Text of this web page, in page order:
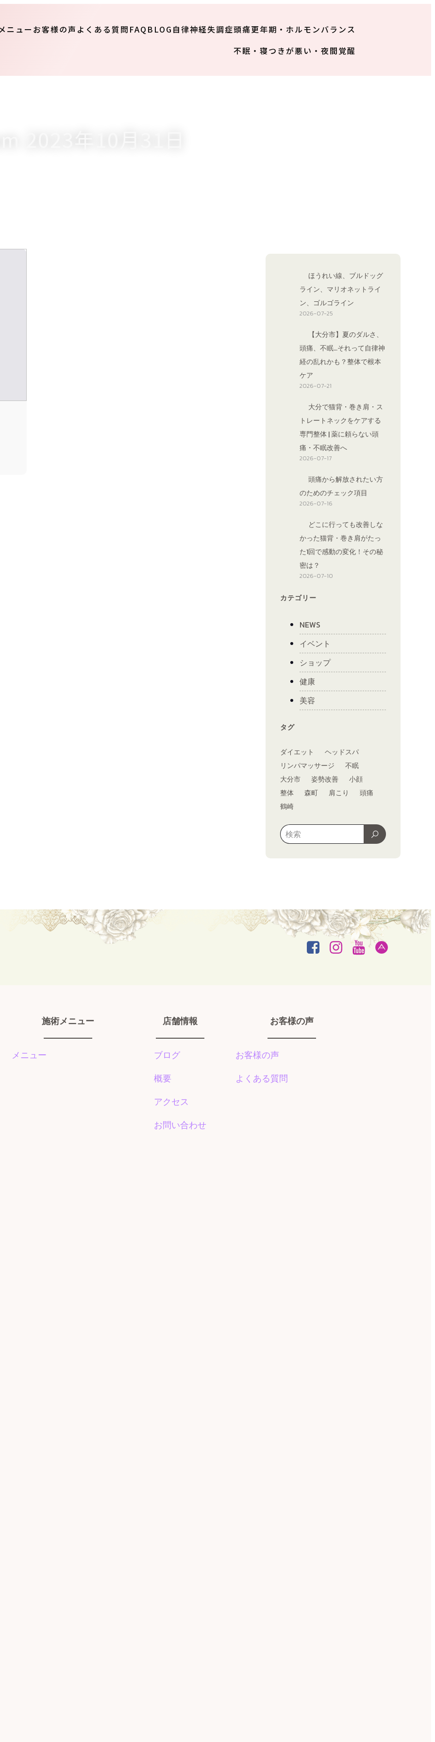
ニュー お客様の声 よくある質問FAQ BLOG 自律神経失調症頭痛更年期・ホルモンバランス
不眠・寝つきが悪い・夜間覚醒
ほうれい線、ブルドッグ
ライン、マリオネットライ
ン、ゴルゴライン
2026-07-25
【大分市】夏のダルさ、
頭痛、不眠…それって自律神
経の乱れかも？整体で根本
ケア
2026-07-21
大分で猫背・巻き肩・ス
トレートネックをケアする
専門整体 | 薬に頼らない頭
痛・不眠改善へ
2026-07-17
頭痛から解放されたい方
のためのチェック項目
2026-07-16
どこに行っても改善しな
かった猫背・巻き肩がたっ
た1回で感動の変化！その秘
密は？
2026-07-10
カテゴリー
NEWS
イベント
ショップ
健康
美容
タグ
ダイエット
ヘッドスパ
リンパマッサージ
不眠
大分市
姿勢改善
小顔
整体
森町 肩こり
頭痛
鶴崎
施術メニュー
メニュー
店舗情報
ブログ
概要
アクセス
お問い合わせ
お客様の声
お客様の声
よくある質問